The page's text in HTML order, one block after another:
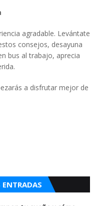
agradable. Levántate
consejos, desayuna
bus al trabajo, aprecia
a disfrutar mejor de
ENTRADAS